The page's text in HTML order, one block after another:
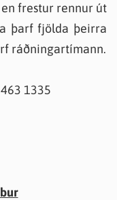
frestur rennur út
þarf fjölda þeirra
ráðningartímann.
1335